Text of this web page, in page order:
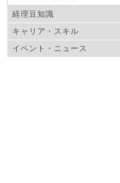
経理豆知識
法律
税金
キャリア・スキル
スキルアップ
イベント・ニュース